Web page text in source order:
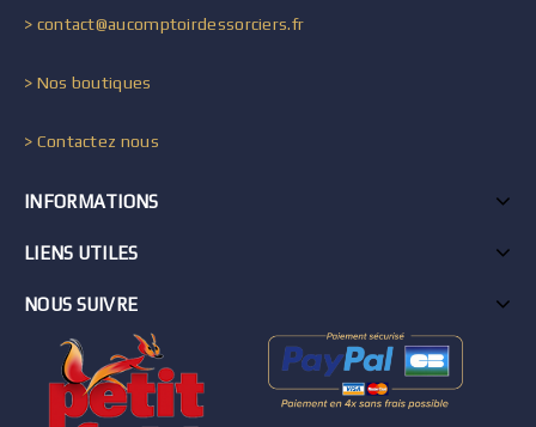
> contact@aucomptoirdessorciers.fr
> Nos boutiques
> Contactez nous
INFORMATIONS
LIENS UTILES
NOUS SUIVRE